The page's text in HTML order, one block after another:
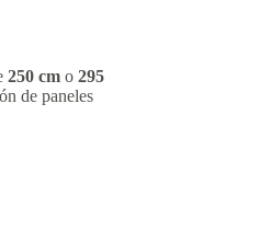
250 cmo 295
de paneles